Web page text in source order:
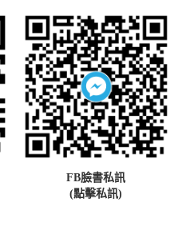
FB臉書私訊
(點擊私訊)